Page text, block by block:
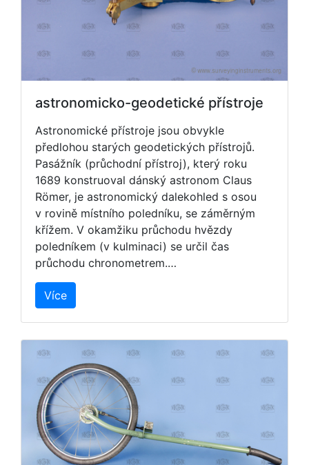
astronomicko-geodetické přístroje
Astronomické přístroje jsou obvykle
předlohou starých geodetických přístrojů.
Pasážník (průchodní přístroj), který roku
1689 konstruoval dánský astronom Claus
Römer, je astronomický dalekohled s osou
v rovině místního poledníku, se záměrným
křížem. V okamžiku průchodu hvězdy
poledníkem (v kulminaci) se určil čas
průchodu chronometrem.…
Více